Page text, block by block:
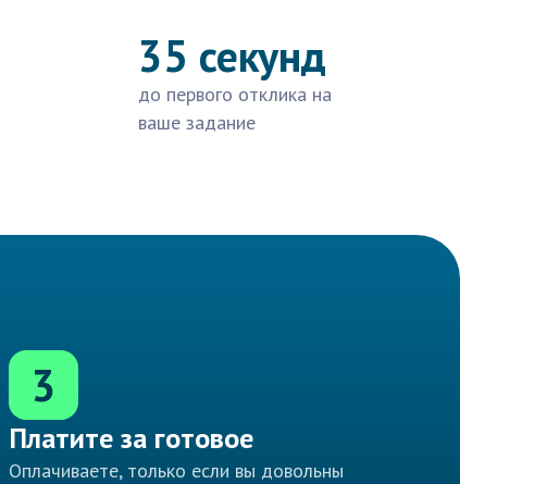
35 секунд
до первого отклика на
ваше задание
3
Платите за готовое
Оплачиваете, только если вы довольны